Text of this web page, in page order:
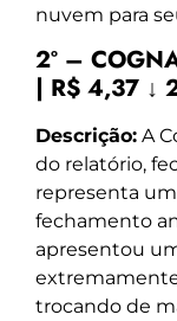
nuvem para
2º –
| R$ 4,37 ↓
Descrição: A
do relatório,
representa um
fechamento
apresentou
trocando de